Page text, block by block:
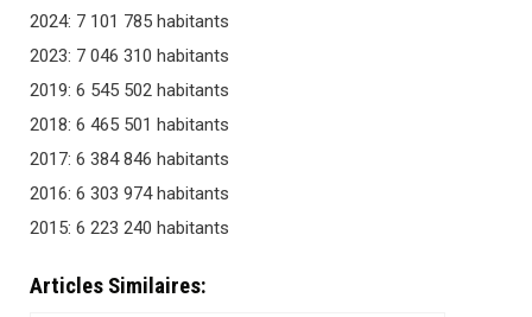
2024: 7 101 785 habitants
2023: 7 046 310 habitants
2019: 6 545 502 habitants
2018: 6 465 501 habitants
2017: 6 384 846 habitants
2016: 6 303 974 habitants
2015: 6 223 240 habitants
Articles Similaires: